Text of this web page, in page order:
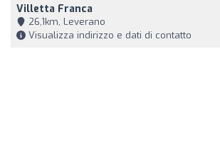
Villetta Franca
26,1km, Leverano
Visualizza indirizzo e dati di contatto